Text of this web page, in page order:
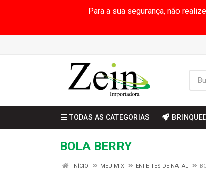
Para a sua segurança, não
TODAS AS CATEGORIAS
BOLA BERRY
INÍCIO MEU MIX ENFEITES DE NATAL